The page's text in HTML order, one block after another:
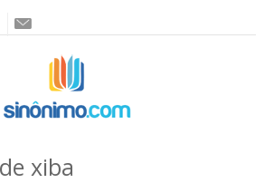
xiba